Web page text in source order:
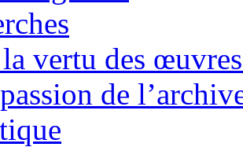
vertu des
de